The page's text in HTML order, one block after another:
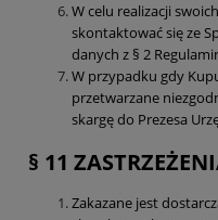
W celu realizacji
skontaktować się ze
danych z § 2
W przypadku gdy
przetwarzane
skargę do Prezesa
§ 11
Zakazane jest